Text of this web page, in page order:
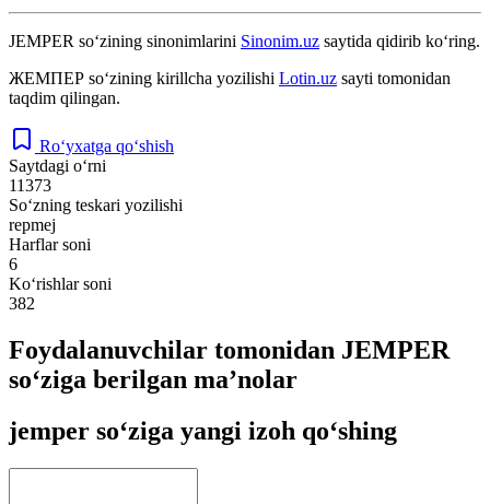
JEMPER so‘zining sinonimlarini Sinonim.uz saytida qidirib ko‘ring.
ЖЕМПЕР so‘zining kirillcha yozilishi Lotin.uz sayti tomonidan
taqdim qilingan.
Ro‘yxatga qo‘shish
Saytdagi o‘rni
11373
So‘zning teskari yozilishi
repmej
Harflar soni
6
Ko‘rishlar soni
382
Foydalanuvchilar tomonidan JEMPER
so‘ziga berilgan ma’nolar
jemper so‘ziga yangi izoh qo‘shing